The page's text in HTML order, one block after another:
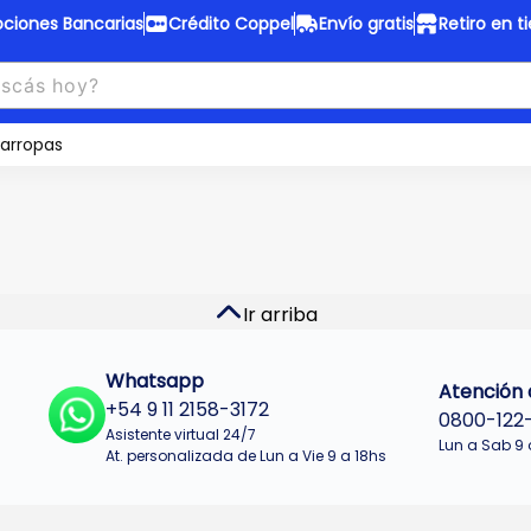
Bancarias Crédito Coppel Envío gratis Retiro en
Coppel
fijas en ropa y 12 en
Envío gratis
Ir arriba
Whatsapp
+54 9 11 2158-3172
Asistente virtual 24/7
At. personalizada de Lun a Vie 9 a 18hs
Atención
0800-
Lun a Sab 9